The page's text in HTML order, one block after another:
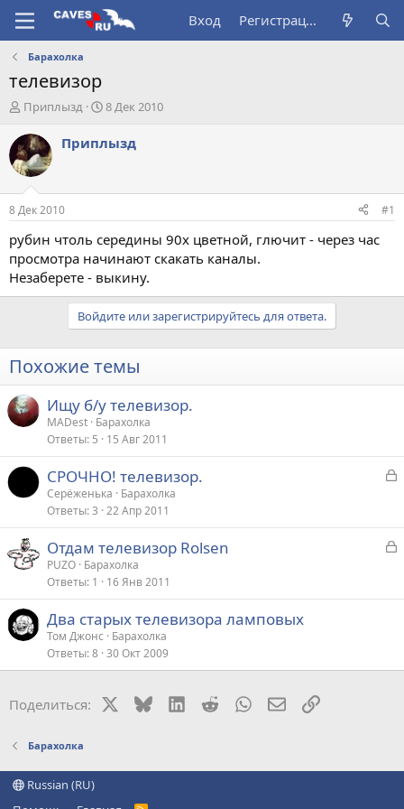
Вход Регистрация
Барахолка
телевизор
А
т
о
р
т
е
м
ы
Приплызд
Д
т
а
л
8 Дек 2010
Приплызд
8 Дек 2010 #1
рубин чтоль середины 90х цветной, глючит - через час
просмотра начинают скакать каналы.
Незаберете - выкину.
Войдите или зарегистрируйтесь для ответа.
Похожие темы
Ищу б/у телевизор.
MADest Барахолка
Ответы 5 15 Авг 2011
З
р
СРОЧНО! телевизор.
Серёженька
Барахолка
Ответы 3 22 Апр 2011
З
р
Отдам телевизор Rolsen
PUZO Барахолка
Ответы 1 16 Янв 2011
Два старых телевизора ламповых
Том Джонс
Барахолка
Ответы 8 30 Окт 2009
Поделиться: BlueskyLinkedIn
RedditWhatsAppЭлектронная
Ссылка
Барахолка
Russian (RU)